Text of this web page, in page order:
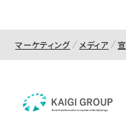
マーケティング メディア